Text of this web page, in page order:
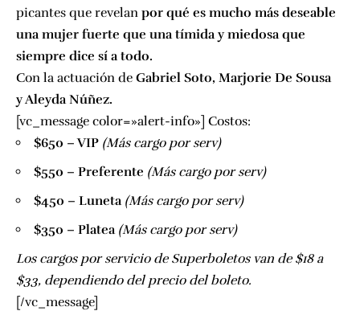
picantes que revelan por qué es mucho más deseable
una mujer fuerte que una tímida y miedosa que
siempre dice sí a todo.
Con la actuación de Gabriel Soto, Marjorie De Sousa
y Aleyda Núñez.
[vc_message color=»alert-info»] Costos:
$650 – VIP (Más cargo por serv)
$550 – Preferente (Más cargo por serv)
$450 – Luneta (Más cargo por serv)
$350 – Platea (Más cargo por serv)
Los cargos por servicio de Superboletos van de $18 a
$33, dependiendo del precio del boleto.
[/vc_message]